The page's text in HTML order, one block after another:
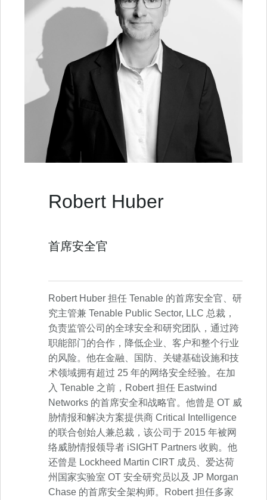
Robert Huber
首席安全官
Robert Huber 担任 Tenable 的首席安全官、研
究主管兼 Tenable Public Sector, LLC 总裁，
负责监管公司的全球安全和研究团队，通过跨
职能部门的合作，降低企业、客户和整个行业
的风险。他在金融、国防、关键基础设施和技
术领域拥有超过 25 年的网络安全经验。在加
入 Tenable 之前，Robert 担任 Eastwind
Networks 的首席安全和战略官。他曾是 OT 威
胁情报和解决方案提供商 Critical Intelligence
的联合创始人兼总裁，该公司于 2015 年被网
络威胁情报领导者 iSIGHT Partners 收购。他
还曾是 Lockheed Martin CIRT 成员、爱达荷
州国家实验室 OT 安全研究员以及 JP Morgan
Chase 的首席安全架构师。Robert 担任多家